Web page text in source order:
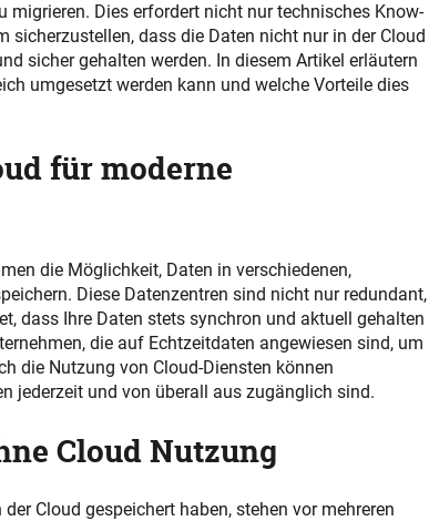
migrieren. Dies erfordert nicht nur technisches Know-
sicherzustellen, dass die Daten nicht nur in der Cloud
sicher gehalten werden. In diesem Artikel erläutern
umgesetzt werden kann und welche Vorteile dies
für moderne
die Möglichkeit, Daten in verschiedenen,
Diese Datenzentren sind nicht nur redundant,
dass Ihre Daten stets synchron und aktuell gehalten
die auf Echtzeitdaten angewiesen sind, um
die Nutzung von Cloud-Diensten können
jederzeit und von überall aus zugänglich sind.
Cloud Nutzung
Cloud gespeichert haben, stehen vor mehreren